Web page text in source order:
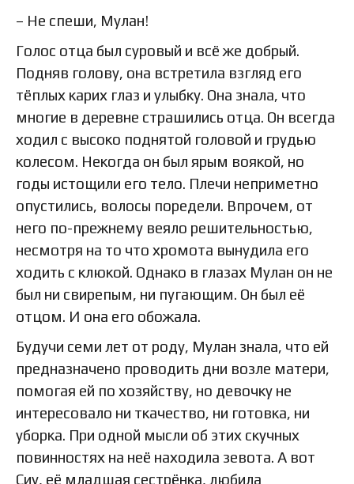
– Не спеши, Мулан!
Голос отца был суровый и всё же добрый.
Подняв голову, она встретила взгляд его
тёплых карих глаз и улыбку. Она знала, что
многие в деревне страшились отца. Он всегда
ходил с высоко поднятой головой и грудью
колесом. Некогда он был ярым воякой, но
годы истощили его тело. Плечи неприметно
опустились, волосы поредели. Впрочем, от
него по-прежнему веяло решительностью,
несмотря на то что хромота вынудила его
ходить с клюкой. Однако в глазах Мулан он не
был ни свирепым, ни пугающим. Он был её
отцом. И она его обожала.
Будучи семи лет от роду, Мулан знала, что ей
предназначено проводить дни возле матери,
помогая ей по хозяйству, но девочку не
интересовало ни ткачество, ни готовка, ни
уборка. При одной мысли об этих скучных
повинностях на неё находила зевота. А вот
Сиу, её младшая сестрёнка, любила